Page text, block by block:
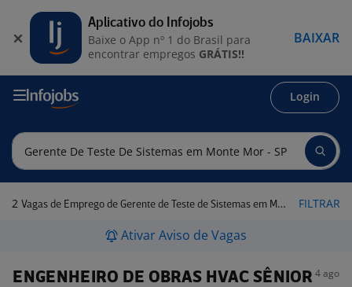
Login
2 Vagas de Emprego de Gerente de Teste de Sistemas em Monte Mor - SP FILTRAR
Ativar Aviso de Vagas
ENGENHEIRO DE OBRAS HVAC SÊNIOR 4 ago
Aplicativo do Infojobs
Baixe o App nº 1 do Brasil para
encontrar empregos GRÁTIS!!
BAIXAR